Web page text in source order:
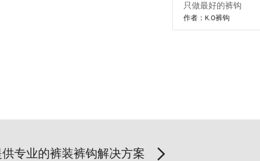
只做最好的裤钩
作者：K.O裤钩
专业的裤装裤钩解决方案